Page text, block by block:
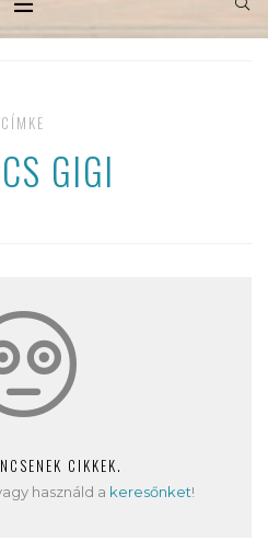
CÍMKE
GIGI
CIKKEK.
használd a keresőnket!